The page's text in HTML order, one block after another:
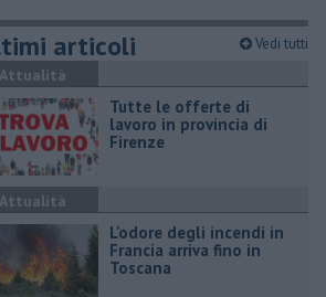
articoli Vedi tutti
Attualità
​Tutte le offerte di
lavoro in provincia di
Firenze
Attualità
L'odore degli incendi in
Francia arriva fino in
Toscana